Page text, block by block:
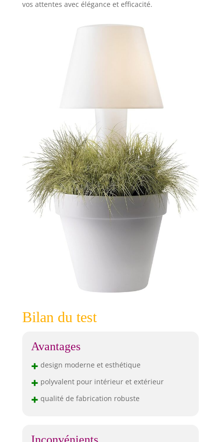
vos attentes avec élégance et efficacité.
Bilan du test
Avantages
+ design moderne et esthétique
+ polyvalent pour intérieur et extérieur
+ qualité de fabrication robuste